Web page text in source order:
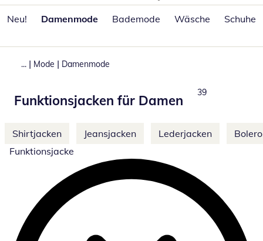
Neu!
Damenmode Bademode Wäsche Schuhe
... | Mode | Damenmode
Funktionsjacken für Damen
Produkte
39
Weitere Kategorien überspringen
Shirtjacken Jeansjacken Lederjacken
Funktionsjacke